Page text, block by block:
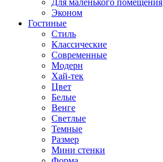
Для маленького помещения
Эконом
Гостиные
Стиль
Классические
Современные
Модерн
Хай-тек
Цвет
Белые
Венге
Светлые
Темные
Размер
Мини стенки